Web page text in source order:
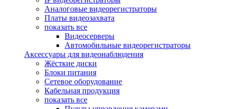
Аналоговые видеорегистраторы
Платы видеозахвата
показать все
Видеосерверы
Автомобильные видеорегистраторы
Аксессуары для видеонаблюдения
Жёсткие диски
Блоки питания
Сетевое оборудование
Кабельная продукция
показать все